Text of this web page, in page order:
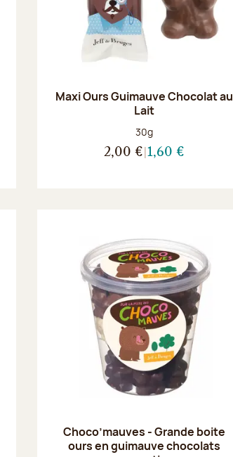
Maxi Ours Guimauve Chocolat au
Lait
Poids net :
30g
2,00 € 1,60 €
Choco’mauves - Grande boite
ours en guimauve chocolats